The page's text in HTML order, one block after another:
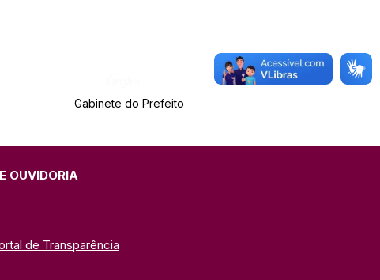
Gabinete do Prefeito
OUVIDORIA
de Transparência